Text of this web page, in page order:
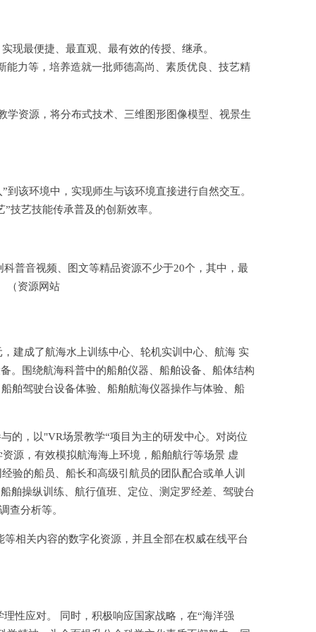
现最便捷、最直观、最有效的传授、继承。
力等，培养造就一批师德高尚、素质优良、技艺精
学资源，将分布式技术、三维图形图像模型、视景生
该环境中，实现师生与该环境直接进行自然交互。
技艺技能传承普及的创新效率。
普音视频、图文等精品资源不少于20个，其中，最
（资源网站
建成了航海水上训练中心、轮机实训中心、航海 实
。围绕航海科普中的船舶仪器、船舶设备、船体结构
舶驾驶台设备体验、船舶航海仪器操作与体验、船
的，以"VR场景教学“项目为主的研发中心。对岗位
源，有效模拟航海海上环境，船舶航行等场景 虚
验的船员、船长和高级引航员的团队配合或单人训
舶操纵训练、航行值班、定位、测定罗经差、驾驶台
查分析等。
相关内容的数字化资源，并且全部在权威在线平台
性应对。 同时，积极响应国家战略，在“海洋强